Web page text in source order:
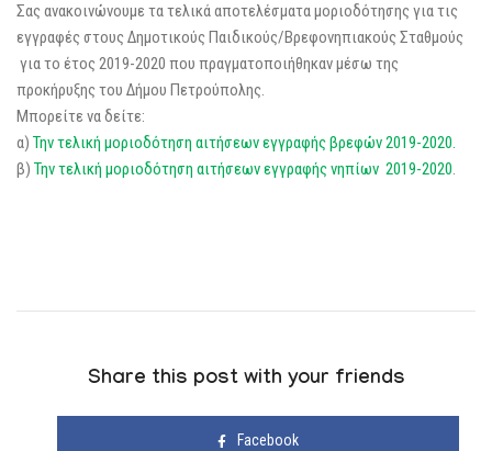
Σας ανακοινώνουμε τα τελικά αποτελέσματα μοριοδότησης για τις
εγγραφές στους Δημοτικούς Παιδικούς/Βρεφονηπιακούς Σταθμούς
για το έτος 2019-2020 που πραγματοποιήθηκαν μέσω της
προκήρυξης του Δήμου Πετρούπολης.
Μπορείτε να δείτε:
α) Την τελική μοριοδότηση αιτήσεων εγγραφής βρεφών 2019-2020.
β) Την τελική μοριοδότηση αιτήσεων εγγραφής νηπίων 2019-2020.
Share this post with your friends
Facebook